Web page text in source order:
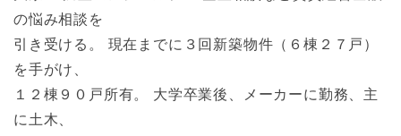
の悩み相談を
引き受ける。 現在までに３回新築物件（６棟２７戸）
を手がけ、
１２棟９０戸所有。 大学卒業後、メーカーに勤務、主
に土木、